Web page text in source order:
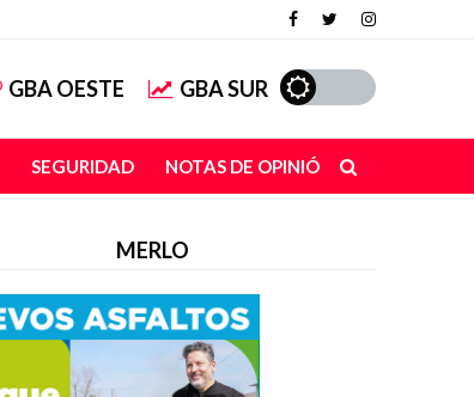
GBA OESTE GBA SUR
SEGURIDAD NOTAS DE OPINIÓN
MERLO